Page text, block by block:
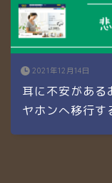
耳に不安がある
ヤホンへ移行す
2021年12月14日